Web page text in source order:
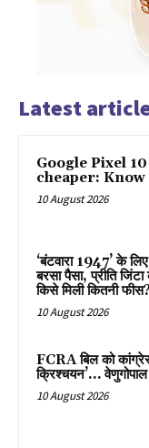
Latest
Google Pixel
cheaper: Know
10 August 2026
‘बंटवारा 1947’ के
बरसा पैसा, प्रीति जिंटा
किसे मिली कितनी
10 August 2026
FCRA बिल को कांग्रेस
क्रिश्चयन’… वेणुगोपाल
10 August 2026